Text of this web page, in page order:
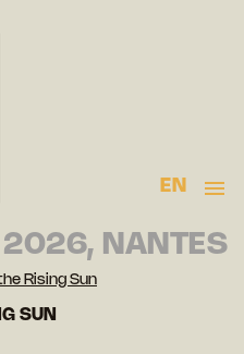
EN
NANTES
Rising Sun
SUN